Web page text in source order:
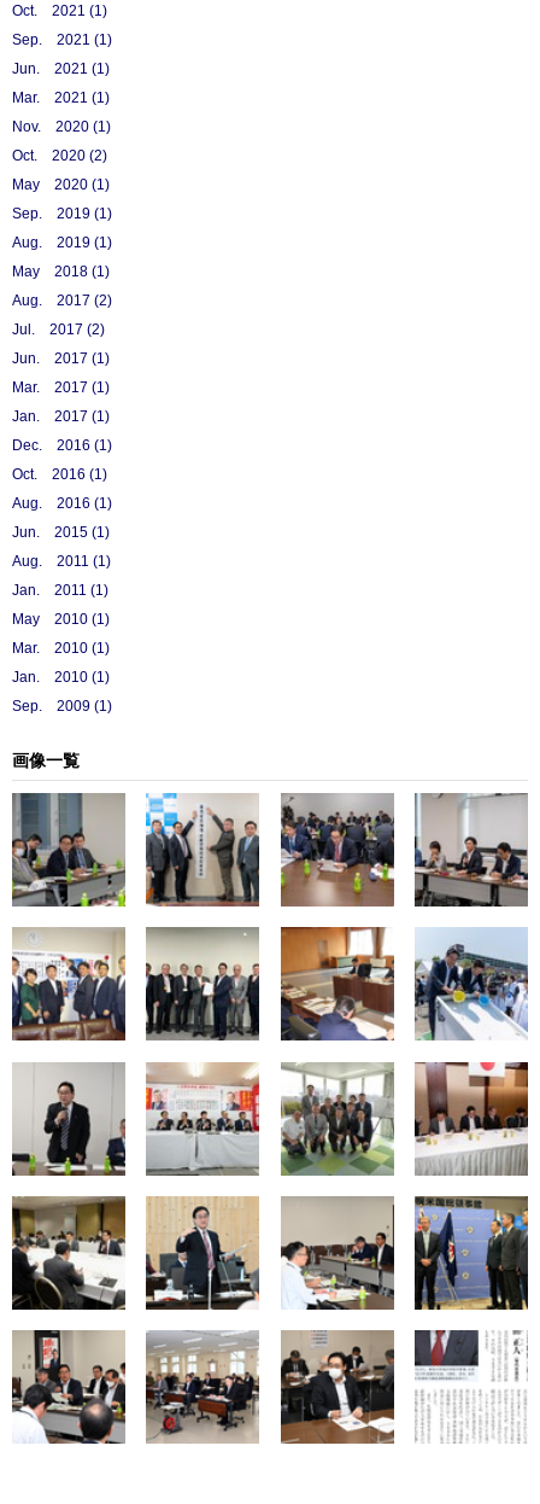
Oct. 2021 (1)
Sep. 2021 (1)
Jun. 2021 (1)
Mar. 2021 (1)
Nov. 2020 (1)
Oct. 2020 (2)
May 2020 (1)
Sep. 2019 (1)
Aug. 2019 (1)
May 2018 (1)
Aug. 2017 (2)
Jul. 2017 (2)
Jun. 2017 (1)
Mar. 2017 (1)
Jan. 2017 (1)
Dec. 2016 (1)
Oct. 2016 (1)
Aug. 2016 (1)
Jun. 2015 (1)
Aug. 2011 (1)
Jan. 2011 (1)
May 2010 (1)
Mar. 2010 (1)
Jan. 2010 (1)
Sep. 2009 (1)
画像一覧